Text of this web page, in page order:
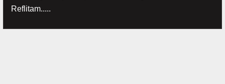
Reflitam.....